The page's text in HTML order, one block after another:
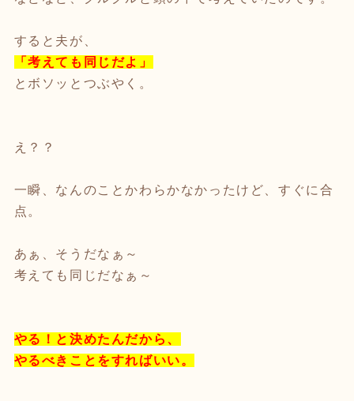
すると夫が、
「考えても同じだよ」
とボソッとつぶやく。
え？？
一瞬、なんのことかわらかなかったけど、すぐに合
点。
あぁ、そうだなぁ～
考えても同じだなぁ～
やる！と決めたんだから、
やるべきことをすればいい。